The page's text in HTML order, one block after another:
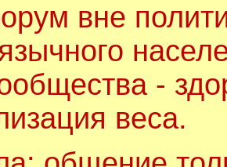
вне
-
веса.